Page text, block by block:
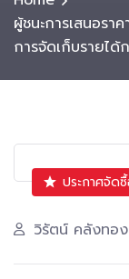
ผู้ชนะการเสนอรา
การจัดเก็บรายไ
ประกาศจัด
วิรัตน์ คลังทอง